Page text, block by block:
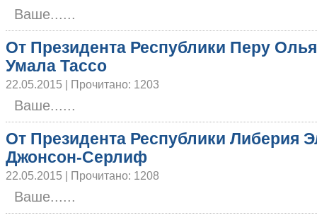
Ваше......
От Президента Республики Перу
Умала Тассо
22.05.2015 | Прочитано: 1203
Ваше......
От Президента Республики Либерия
Джонсон-Серлиф
22.05.2015 | Прочитано: 1208
Ваше......